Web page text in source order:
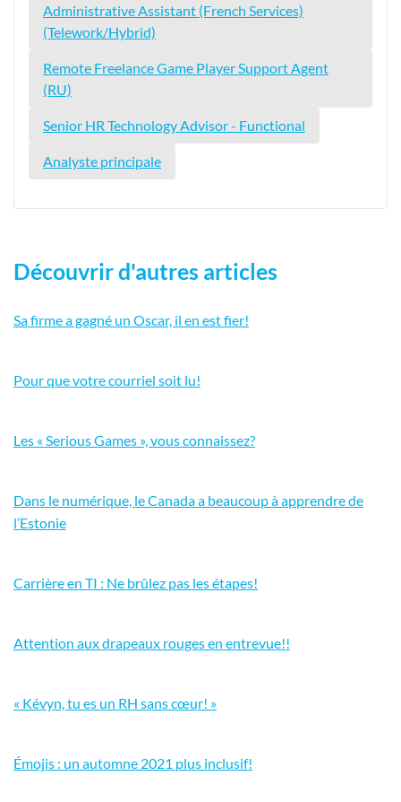
Administrative Assistant (French Services)
(Telework/Hybrid)
Remote Freelance Game Player Support Agent
(RU)
Senior HR Technology Advisor - Functional
Analyste principale
Découvrir d'autres articles
Sa firme a gagné un Oscar, il en est fier!
Pour que votre courriel soit lu!
Les « Serious Games », vous connaissez?
Dans le numérique, le Canada a beaucoup à apprendre de
l’Estonie
Carrière en TI : Ne brûlez pas les étapes!
Attention aux drapeaux rouges en entrevue!!
« Kévyn, tu es un RH sans cœur! »
Émojis : un automne 2021 plus inclusif!